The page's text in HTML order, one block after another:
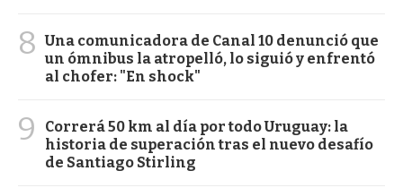
8 Una comunicadora de Canal 10 denunció que
un ómnibus la atropelló, lo siguió y enfrentó
al chofer: "En shock"
9
Correrá 50 km al día por todo Uruguay: la
historia de superación tras el nuevo desafío
de Santiago Stirling